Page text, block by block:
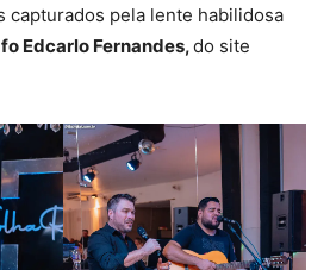
capturados pela lente habilidosa
Edcarlo Fernandes,do site